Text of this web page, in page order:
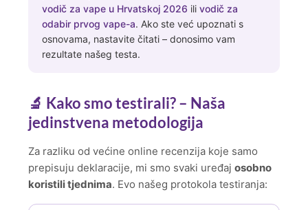
vodič za vape u Hrvatskoj 2026 ili vodič za
odabir prvog vape-a. Ako ste već upoznati s
osnovama, nastavite čitati – donosimo vam
rezultate našeg testa.
🔬 Kako smo testirali? – Naša
jedinstvena metodologija
Za razliku od većine online recenzija koje samo
prepisuju deklaracije, mi smo svaki uređaj osobno
koristili tjednima. Evo našeg protokola testiranja: